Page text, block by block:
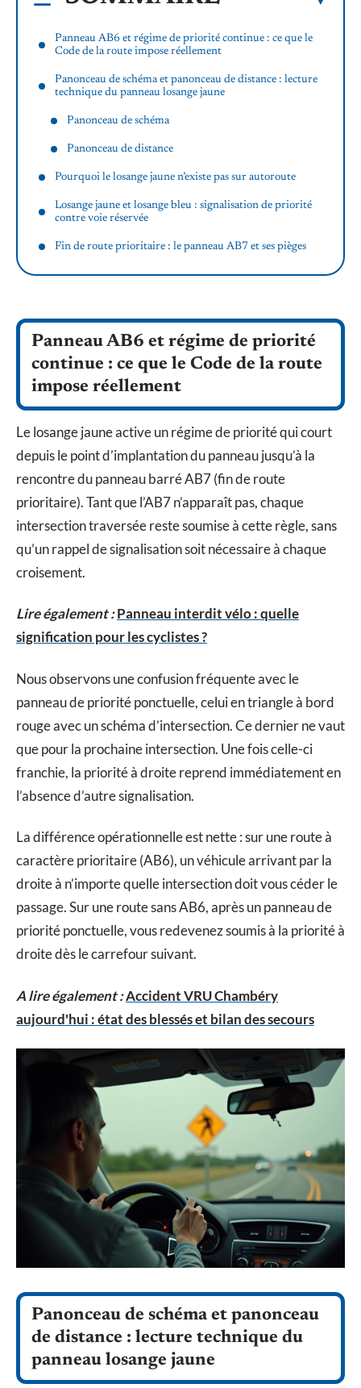
Panneau AB6 et régime de priorité continue : ce que le
Code de la route impose réellement
Panonceau de schéma et panonceau de distance : lecture
technique du panneau losange jaune
Panonceau de schéma
Panonceau de distance
Pourquoi le losange jaune n’existe pas sur autoroute
Losange jaune et losange bleu : signalisation de priorité
contre voie réservée
Fin de route prioritaire : le panneau AB7 et ses pièges
Panneau AB6 et régime de priorité
continue : ce que le Code de la route
impose réellement
Le losange jaune active un régime de priorité qui court
depuis le point d’implantation du panneau jusqu’à la
rencontre du panneau barré AB7 (fin de route
prioritaire). Tant que l’AB7 n’apparaît pas, chaque
intersection traversée reste soumise à cette règle, sans
qu’un rappel de signalisation soit nécessaire à chaque
croisement.
Lire également :Panneau interdit vélo : quelle
signification pour les cyclistes ?
Nous observons une confusion fréquente avec le
panneau de priorité ponctuelle, celui en triangle à bord
rouge avec un schéma d’intersection. Ce dernier ne vaut
que pour la prochaine intersection. Une fois celle-ci
franchie, la priorité à droite reprend immédiatement en
l’absence d’autre signalisation.
La différence opérationnelle est nette : sur une route à
caractère prioritaire (AB6), un véhicule arrivant par la
droite à n’importe quelle intersection doit vous céder le
passage. Sur une route sans AB6, après un panneau de
priorité ponctuelle, vous redevenez soumis à la priorité à
droite dès le carrefour suivant.
A lire également :Accident VRU Chambéry
aujourd'hui : état des blessés et bilan des secours
Panonceau de schéma et panonceau
de distance : lecture technique du
panneau losange jaune